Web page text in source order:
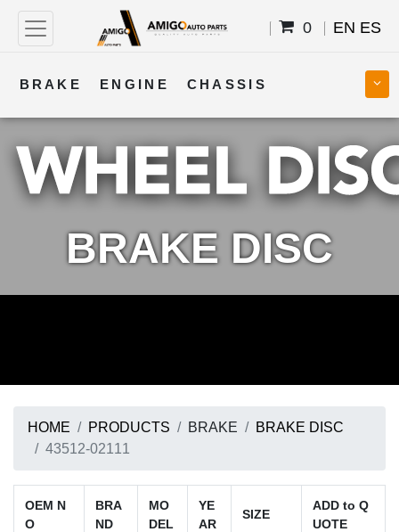
0 EN ES
BRAKE ENGINE CHASSIS
COOLING STEERING BODY
TRANSMISSION FUEL ELECTRICAL
BRAKE DISC
HOME PRODUCTS BRAKE
BRAKE DISC
43512-02111
OEM N
O
BRA
ND
MO
DEL
YE
AR
SIZE
ADD to Q
UOTE